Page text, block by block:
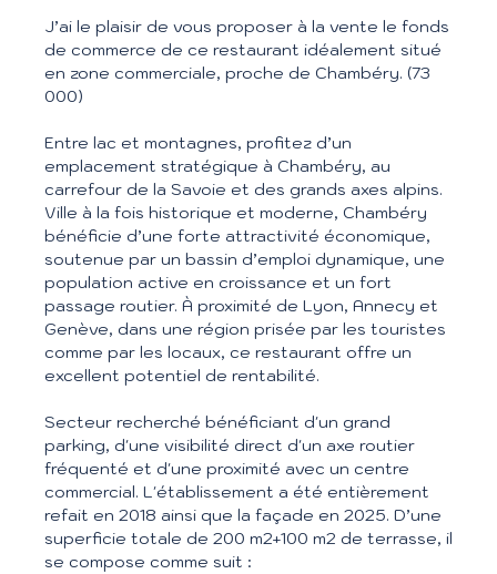
J’ai le plaisir de vous proposer à la vente le fonds
de commerce de ce restaurant idéalement situé
en zone commerciale, proche de Chambéry. (73
000)
Entre lac et montagnes, profitez d’un
emplacement stratégique à Chambéry, au
carrefour de la Savoie et des grands axes alpins.
Ville à la fois historique et moderne, Chambéry
bénéficie d’une forte attractivité économique,
soutenue par un bassin d’emploi dynamique, une
population active en croissance et un fort
passage routier. À proximité de Lyon, Annecy et
Genève, dans une région prisée par les touristes
comme par les locaux, ce restaurant offre un
excellent potentiel de rentabilité.
Secteur recherché bénéficiant d'un grand
parking, d'une visibilité direct d'un axe routier
fréquenté et d'une proximité avec un centre
commercial. L'établissement a été entièrement
refait en 2018 ainsi que la façade en 2025. D’une
superficie totale de 200 m2+100 m2 de terrasse, il
se compose comme suit :